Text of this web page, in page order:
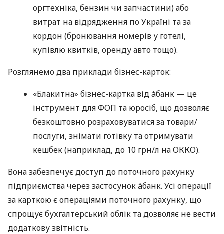
оргтехніка, бензин чи запчастини) або
витрат на відрядження по Україні та за
кордон (бронювання номерів у готелі,
купівлю квитків, оренду авто тощо).
Розглянемо два приклади бізнес-карток:
«Блакитна» бізнес-картка від àбанк — це
інструмент для ФОП та юросіб, що дозволяє
безкоштовно розраховуватися за товари/
послуги, знімати готівку та отримувати
кешбек (наприклад, до 10 грн/л на ОККО).
Вона забезпечує доступ до поточного рахунку
підприємства через застосунок àбанк. Усі операції
за карткою є операціями поточного рахунку, що
спрощує бухгалтерський облік та дозволяє не вести
додаткову звітність.